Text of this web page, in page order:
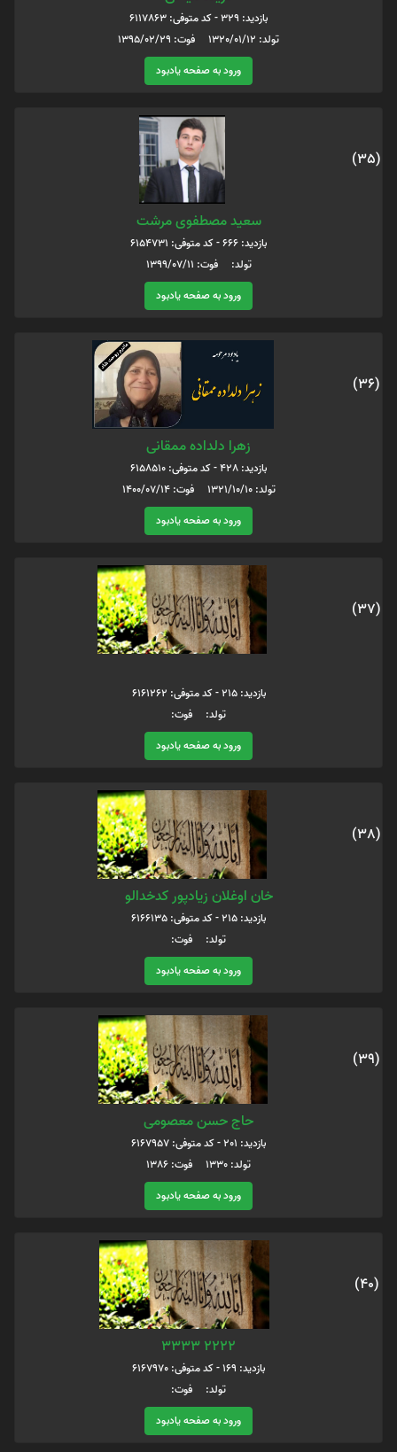
بازدید: 329 - کد متوفی: 6117863
تولد: 1320/01/12 فوت: 1395/02/29
ورود به صفحه یادبود
(35)
سعید مصطفوی مرشت
بازدید: 666 - کد متوفی: 6154731
تولد: فوت: 1399/07/11
ورود به صفحه یادبود
(36)
زهرا دلداده ممقانی
بازدید: 428 - کد متوفی: 6158510
تولد: 1321/10/10 فوت: 1400/07/14
ورود به صفحه یادبود
(37)
بازدید: 215 - کد متوفی: 6161262
تولد: فوت:
ورود به صفحه یادبود
(38)
خان اوغلان زیادپور کدخدالو
بازدید: 215 - کد متوفی: 6166135
تولد: فوت:
ورود به صفحه یادبود
(39)
حاج حسن معصومی
بازدید: 201 - کد متوفی: 6167957
تولد: 1330 فوت: 1386
ورود به صفحه یادبود
(40)
2222 3333
بازدید: 169 - کد متوفی: 6167970
تولد: فوت:
ورود به صفحه یادبود